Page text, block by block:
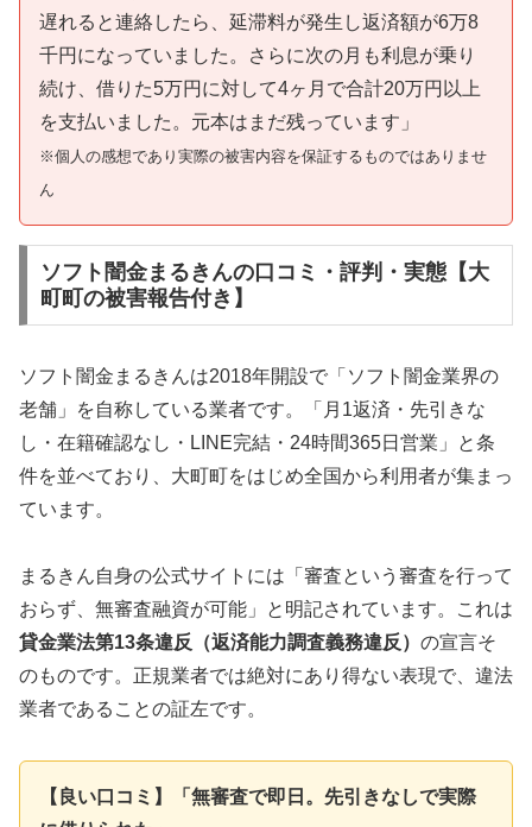
遅れると連絡したら、延滞料が発生し返済額が6万8
千円になっていました。さらに次の月も利息が乗り
続け、借りた5万円に対して4ヶ月で合計20万円以上
を支払いました。元本はまだ残っています」
※個人の感想であり実際の被害内容を保証するものではありませ
ん
ソフト闇金まるきんの口コミ・評判・実態【大
町町の被害報告付き】
ソフト闇金まるきんは2018年開設で「ソフト闇金業界の
老舗」を自称している業者です。「月1返済・先引きな
し・在籍確認なし・LINE完結・24時間365日営業」と条
件を並べており、大町町をはじめ全国から利用者が集まっ
ています。
まるきん自身の公式サイトには「審査という審査を行って
おらず、無審査融資が可能」と明記されています。これは
貸金業法第13条違反（返済能力調査義務違反） の宣言そ
のものです。正規業者では絶対にあり得ない表現で、違法
業者であることの証左です。
【良い口コミ】「無審査で即日。先引きなしで実際